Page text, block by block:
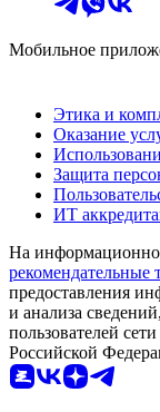
Мобильное
Этика и
Оказание
Защита
ИТ
На
рекомендательные
предоставления
и анализа
пользователей
Российской